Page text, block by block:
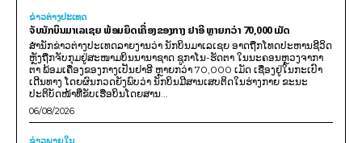
ຂ່າວຕ່າງປະເທດ
ຈັບນັກບິນມາເລເຊຍ ພ້ອມຍຶດເຄື່ອງຂອງກາງ ຢາອີ ຫຼາຍກວ່າ 70,000 ເມັດ
ສຳນັກຂ່າວຕ່າງປະເທດລາຍງານວ່າ ນັກບິນມາເລເຊຍ ອາດຖືກໂທດປະຫານຊີວິດ
ຫຼັງຖືກຈັບກຸມຢູ່ສະໜາມບິນນານາຊາດ ຊູກາໂນ-ຮັດຕາ ໃນນະຄອນຫຼວງຈາກາ
ຕາ ພ້ອມເຄື່ອງຂອງກາງເປັນຢາອີ ຫຼາຍກວ່າ 70,000 ເມັດ ເຊື່ອງຢູ່ໃນກະເປົາ
ເດີນທາງ ໂດຍຜົນກວດຍັງພົບວ່າ ນັກບິນມີສານເສບຕິດໃນຮ່າງກາຍ ຂະນະ
ປະຕິບັດໜ້າທີ່ຂັບເຮືອບິນໂດຍສານ...
06/08/2026
ຂ່າວພາຍ​ໃນ